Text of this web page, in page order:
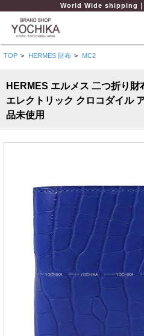
World Wide shipping｜
TOP > HERMES 財布 > MC2
HERMES エルメス 二つ折り
エレクトリック クロコダイル
品未使用